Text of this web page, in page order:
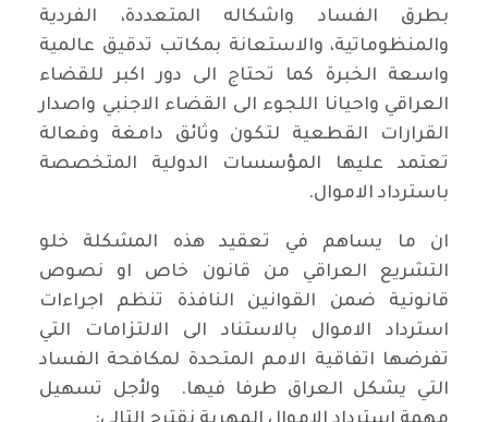
بطرق الفساد واشكاله المتعددة، الفردية
والمنظوماتية، والاستعانة بمكاتب تدقيق عالمية
واسعة الخبرة كما تحتاج الى دور اكبر للقضاء
العراقي واحيانا اللجوء الى القضاء الاجنبي واصدار
القرارات القطعية لتكون وثائق دامغة وفعالة
تعتمد عليها المؤسسات الدولية المتخصصة
باسترداد الاموال.
ان ما يساهم في تعقيد هذه المشكلة خلو
التشريع العراقي من قانون خاص او نصوص
قانونية ضمن القوانين النافذة تنظم اجراءات
استرداد الاموال بالاستناد الى الالتزامات التي
تفرضها اتفاقية الامم المتحدة لمكافحة الفساد
التي يشكل العراق طرفا فيها. ولأجل تسهيل